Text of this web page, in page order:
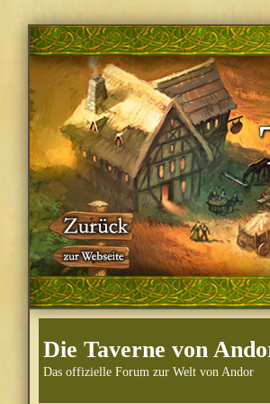
Die Taverne von
Das offizielle Forum zur Welt von Andor